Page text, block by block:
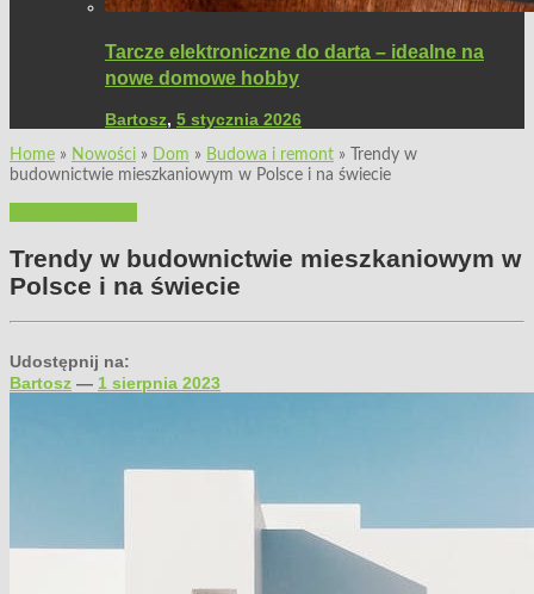
Tarcze elektroniczne do darta – idealne na
nowe domowe hobby
Bartosz, 5 stycznia 2026
Home » Nowości » Dom » Budowa i remont »
Trendy w
budownictwie mieszkaniowym w Polsce i na świecie
Trendy w budownictwie mieszkaniowym w
Polsce i na świecie
Udostępnij na:
Bartosz — 1 sierpnia 2023